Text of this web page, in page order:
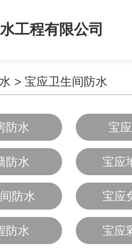
工程有限公司
> 宝应卫生间防水
防水 宝
防水 宝应
防水 宝应
防水 宝应